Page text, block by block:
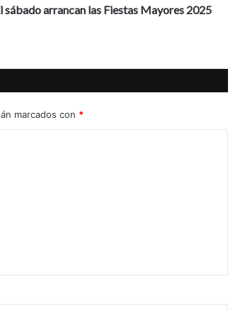
sábado arrancan las Fiestas Mayores 2025
marcados con *